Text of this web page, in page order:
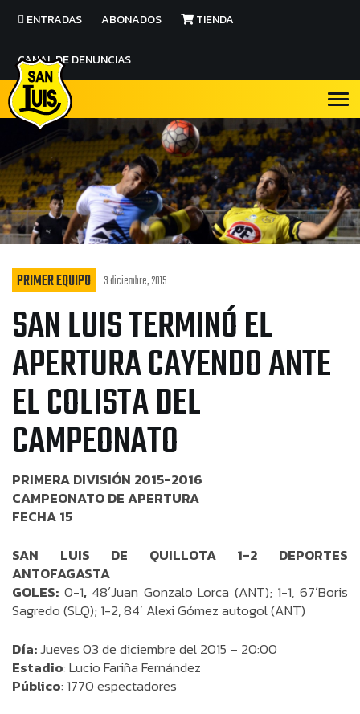
ENTRADAS ABONADOS TIENDA
CANAL DE DENUNCIAS
PRIMER EQUIPO 3 diciembre, 2015
SAN LUIS TERMINÓ EL
APERTURA CAYENDO ANTE
EL COLISTA DEL
CAMPEONATO
PRIMERA DIVISIÓN 2015-2016
CAMPEONATO DE APERTURA
FECHA 15
SAN LUIS DE QUILLOTA 1-2 DEPORTES
ANTOFAGASTA
GOLES: 0-1, 48´Juan Gonzalo Lorca (ANT); 1-1, 67´Boris
Sagredo (SLQ); 1-2, 84´ Alexi Gómez autogol (ANT)
Día:Jueves 03 de diciembre del 2015 – 20:00
Estadio: Lucio Fariña Fernández
Público: 1770 espectadores